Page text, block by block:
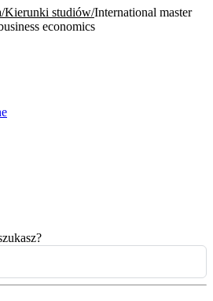
Kierunki studiów International master
economics